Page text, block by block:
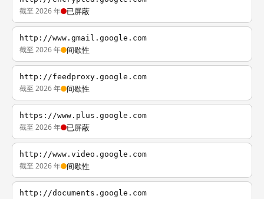
截至 2026 年 已屏蔽
http://www.gmail.google.com
截至 2026 年 间歇性
http://feedproxy.google.com
截至 2026 年 间歇性
https://www.plus.google.com
截至 2026 年 已屏蔽
http://www.video.google.com
截至 2026 年 间歇性
http://documents.google.com